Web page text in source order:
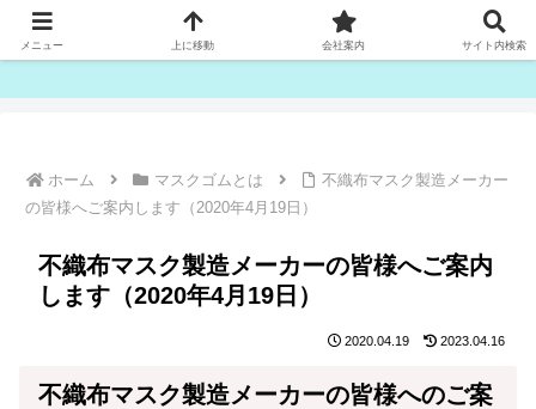
ゴム紐・平ゴム製造販売は津田産業直販部です
ホーム マスクゴムとは
不織布マスク製造メーカー
の皆様へご案内します（2020年4月19日）
不織布マスク製造メーカーの皆様へご案内
します（2020年4月19日）
2020.04.19 2023.04.16
不織布マスク製造メーカーの皆様へのご案
メニュー 上に移動 会社案内 サイト内検索